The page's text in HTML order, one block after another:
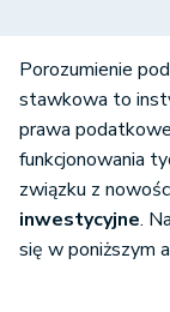
Porozumienie
stawkowa to
prawa
funkcjonowania
związku z
inwestycyjne.
się w poniższym